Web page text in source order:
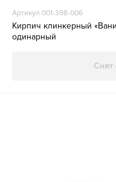
Артикул 001-398-006
Кирпич клинкерный
одинарный
Снят